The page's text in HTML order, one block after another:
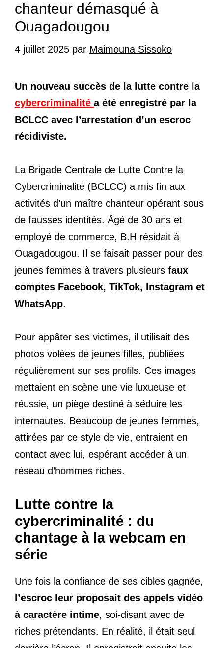
chanteur démasqué à
Ouagadougou
4 juillet 2025 par Maimouna Sissoko
Un nouveau succès de la lutte contre la
cybercriminalité a été enregistré par la
BCLCC avec l’arrestation d’un escroc
récidiviste.
La Brigade Centrale de Lutte Contre la
Cybercriminalité (BCLCC) a mis fin aux
activités d’un maître chanteur opérant sous
de fausses identités. Âgé de 30 ans et
employé de commerce, B.H résidait à
Ouagadougou. Il se faisait passer pour des
jeunes femmes à travers plusieurs faux
comptes Facebook, TikTok, Instagram et
WhatsApp.
Pour appâter ses victimes, il utilisait des
photos volées de jeunes filles, publiées
régulièrement sur ses profils. Ces images
mettaient en scène une vie luxueuse et
réussie, un piège destiné à séduire les
internautes. Beaucoup de jeunes femmes,
attirées par ce style de vie, entraient en
contact avec lui, espérant accéder à un
réseau d’hommes riches.
Lutte contre la
cybercriminalité : du
chantage à la webcam en
série
Une fois la confiance de ses cibles gagnée,
l’escroc leur proposait des appels vidéo
à caractère intime, soi-disant avec de
riches prétendants. En réalité, il était seul